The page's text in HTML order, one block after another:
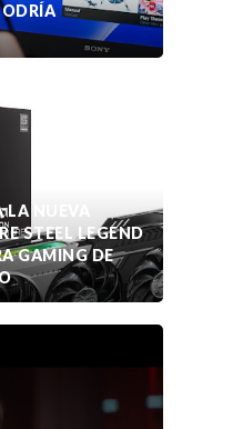
NUEVA
STEEL LEGEND
GAMING DE